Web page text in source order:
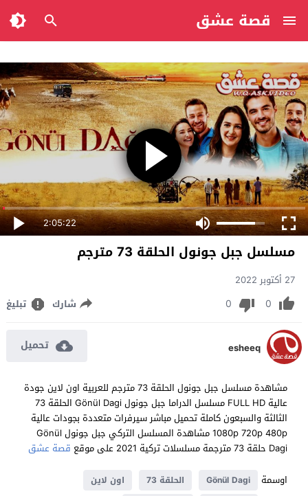
قصة عشق
2:05:22
مسلسل جبل جونول الحلقة 73 مترجم
27 أكتوبر 2022
0
0 شارك تبليغ
esheeq تحميل
مشاهدة مسلسل جبل جونول الحلقة 73 مترجم للعربية اون لاين جودة
عالية FULL HD مسلسل الدراما جبل جونول Gönül Dagi الحلقة 73
الثالثة والسبعون كاملة تحميل مباشر سيرفرات متعددة بجودات عالية
1080p 720p 480p مشاهدة المسلسل التركي جبل جونول Gönül
Dagi حلقة 73 مترجمة مسلسلات تركية 2021 على موقع
قصة عشق
اوسمة
Gönül Dagi الحلقة 73
اون لاين